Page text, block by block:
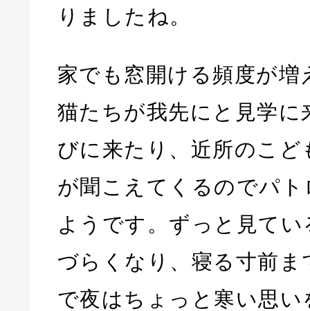
りましたね。
家でも窓開ける頻度が増
猫たちが我先にと見学に
びに来たり、近所のこ
が聞こえてくるのでパ
ようです。ずっと見て
づらくなり、寝る寸前
で夜はちょっと寒い思